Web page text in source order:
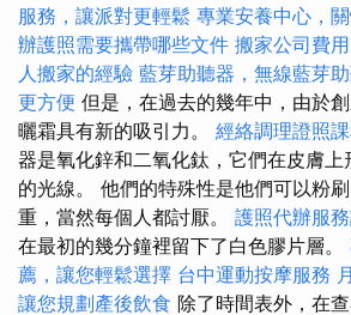
服務，讓派對更輕鬆 專業安養中心，
辦護照需要攜帶哪些文件 搬家公司費
人搬家的經驗 藍芽助聽器，無線藍芽
更方便 但是，在過去的幾年中，由於
曬霜具有新的吸引力。 經絡調理證照
器是氧化鋅和二氧化鈦，它們在皮膚
的光線。 他們的特殊性是他們可以粉
重，當然每個人都討厭。 護照代辦服
在最初的幾分鐘裡留下了白色膠片層。
薦，讓您輕鬆選擇 台中運動按摩服務
讓您規劃產後飲食 除了時間表外，在